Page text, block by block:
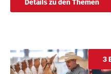
Details zu den Themen
3